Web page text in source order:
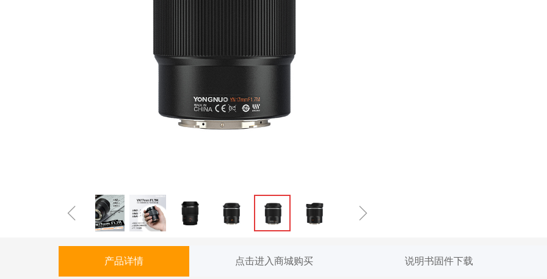
产品详情 点击进入商城购买 说明书固件下载
ꁆ ꁇ